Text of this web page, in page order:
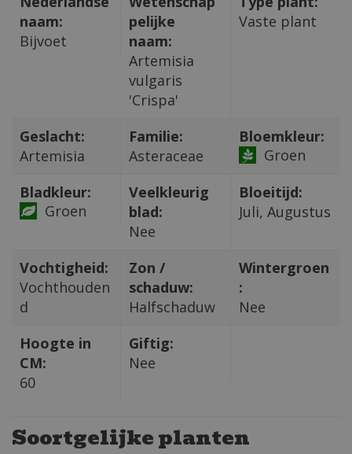
naam:
Bijvoet
pelijke
naam:
Artemisia
vulgaris
'Crispa'
Vaste plant
Geslacht:
Artemisia
Familie:
Asteraceae
Bloemkleur:
Groen
Bladkleur:
Groen
Veelkleurig
blad:
Nee
Bloeitijd:
Juli, Augustus
Vochtigheid:
Vochthouden
d
Zon /
schaduw:
Halfschaduw
Wintergroen
:
Nee
Hoogte in
CM:
60
Giftig:
Nee
Soortgelijke planten